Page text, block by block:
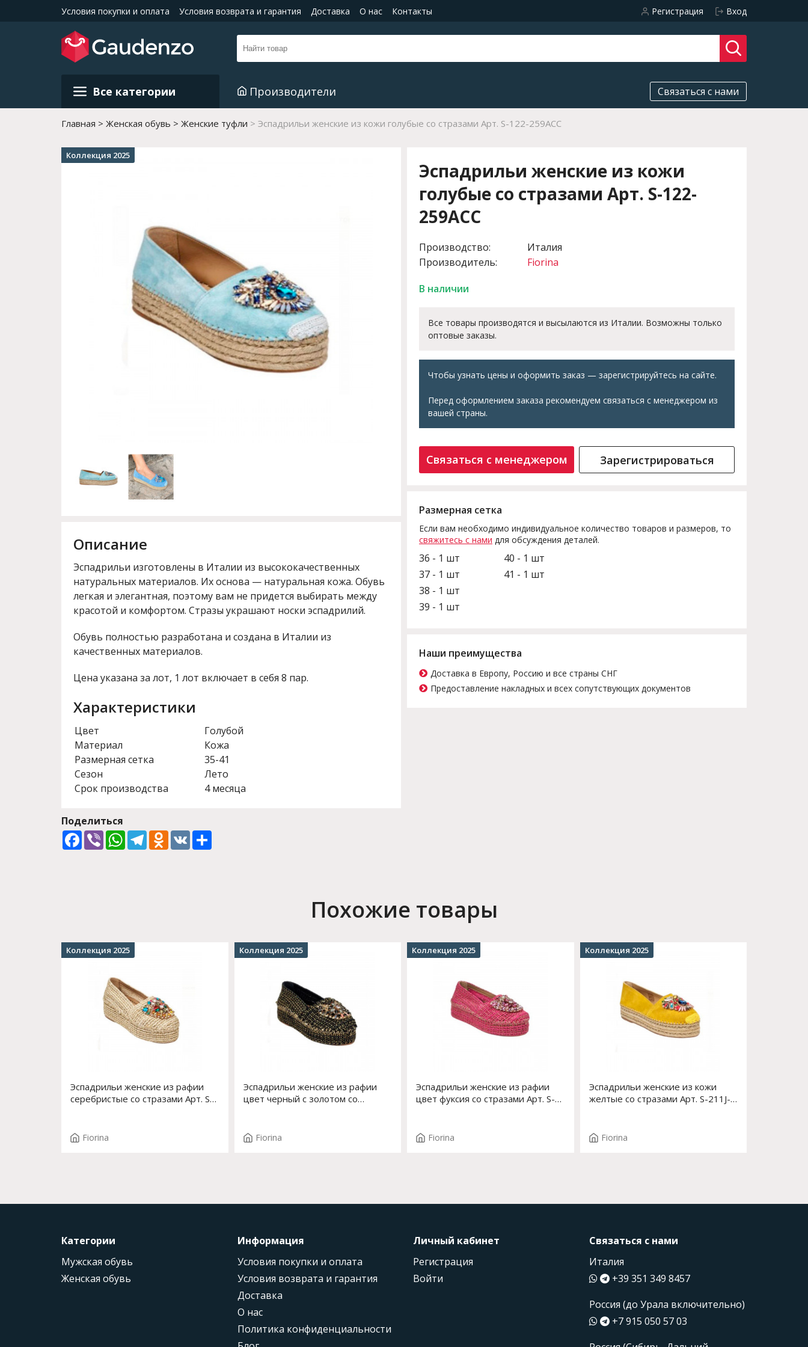
Условия покупки и оплата Условия возврата и гарантия Доставка О нас Контакты Регистрация Вход
Все категории Производители Связаться с нами
Главная Женская обувь Женские туфли Эспадрильи женские из кожи голубые со стразами Арт. S-122-259ACC
Коллекция 2025
Описание
Эспадрильи изготовлены в Италии из высококачественных
натуральных материалов. Их основа — натуральная кожа. Обувь
легкая и элегантная, поэтому вам не придется выбирать между
красотой и комфортом. Стразы украшают носки эспадрилий.
Обувь полностью разработана и создана в Италии из
качественных материалов.
Цена указана за лот, 1 лот включает в себя 8 пар.
Характеристики
Цвет
Голубой
Материал
Кожа
Размерная сетка
35-41
Сезон
Лето
Срок производства
4 месяца
Поделиться
Facebook
ViberWhatsApp
TelegramOdnoklassniki
VK
Эспадрильи женские из кожи
голубые со стразами Арт. S-122-
259ACC
Производство:
Производитель:
Италия
Fiorina
В наличии
Все товары производятся и высылаются из Италии. Возможны только
оптовые заказы.
Чтобы узнать цены и оформить заказ — зарегистрируйтесь на сайте.
Перед оформлением заказа рекомендуем связаться с менеджером из
вашей страны.
Связаться с менеджером Зарегистрироваться
Размерная сетка
Если вам необходимо индивидуальное количество товаров и размеров, то
свяжитесь с нами для обсуждения деталей.
36 - 1 шт
37 - 1 шт
38 - 1 шт
39 - 1 шт
40 - 1 шт
41 - 1 шт
Наши преимущества
Доставка в Европу, Россию и все страны СНГ
Предоставление накладных и всех сопутствующих документов
Похожие товары
Эспадрильи женские из рафии
серебристые со стразами Арт. S-
Fiorina
Коллекция 2025
Эспадрильи женские из рафии
цвет черный с золотом со
Fiorina
Коллекция 2025
Эспадрильи женские из рафии
цвет фуксия со стразами Арт. S-
Fiorina
Коллекция 2025
Эспадрильи женские из кожи
желтые со стразами Арт. S-211J-
Fiorina
Коллекция 2025
Категории
Мужская обувь
Женская обувь
Информация
Условия покупки и оплата
Условия возврата и гарантия
Доставка
О нас
Политика конфиденциальности
Личный кабинет
Регистрация
Войти
Связаться с нами
Италия
+39 351 349 8457
Россия (до Урала включительно)
+7 915 050 57 03